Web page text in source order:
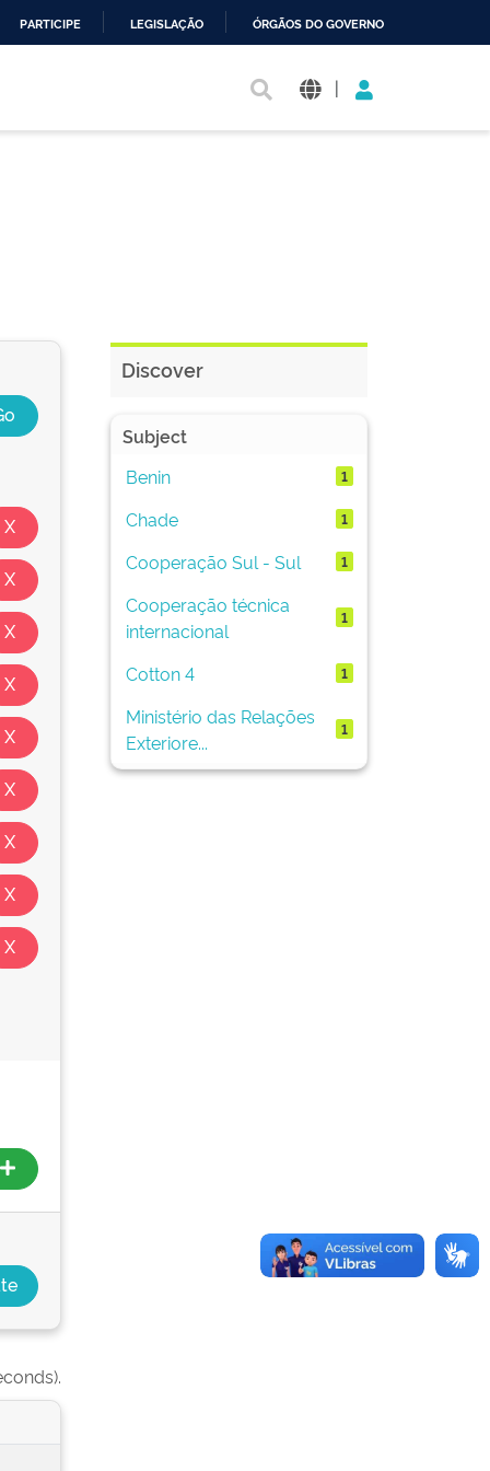
PARTICIPE LEGISLAÇÃO ÓRGÃOS DO GOVERNO
|
Discover
Subject
Benin
1
Chade 1
Cooperação Sul - Sul 1
Cooperação técnica
internacional
1
Cotton 4 1
Ministério das Relações
Exteriore...
1